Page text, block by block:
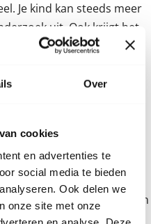
Over
cookies
en advertenties te
social media te bieden
Ook delen we
onze site met onze
Je kind kan steeds meer
uit. Ook krijgt het
je als ouder in
even makkelijk. Veel
met andere ouders
meer informatie over te
je andere ouders en
aan slag. Je krijgt
van peuters, we bespreken
dat je leuk of juist lastig